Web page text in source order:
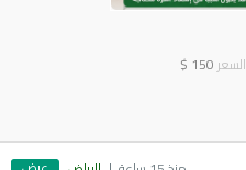
السعر 150
$